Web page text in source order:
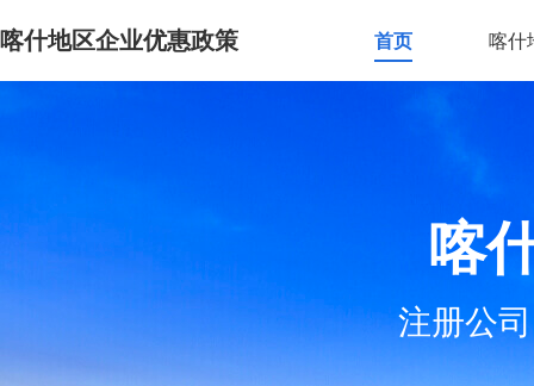
喀什地区企业优惠政策 首页 喀什
喀
注册公